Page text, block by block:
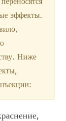
эффекты.
Ниже